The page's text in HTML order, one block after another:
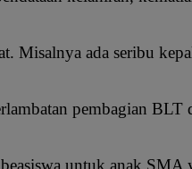
Misalnya ada seribu
pembagian